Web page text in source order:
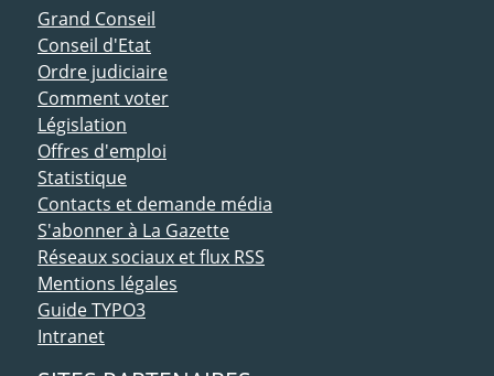
ACCÈS DIRECT
Grand Conseil
Conseil d'Etat
Ordre judiciaire
Comment voter
Législation
Offres d'emploi
Statistique
Contacts et demande média
S'abonner à La Gazette
Réseaux sociaux et flux RSS
Mentions légales
Guide TYPO3
Intranet